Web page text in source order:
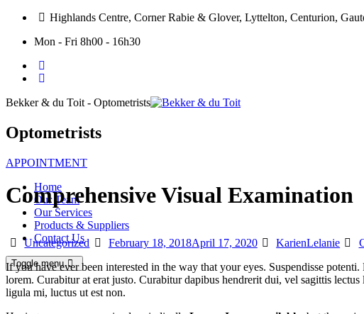
Highlands Centre, Corner Rabie & Glover, Lyttelton, Centurion,
Mon - Fri 8h00 - 16h30
Bekker & du Toit - Optometrists
Optometrists
APPOINTMENT
Home
Our Team
Our Services
Products & Suppliers
Contact Us
Toggle menu
Comprehensive Visual Examination
Categories
Uncategorized
Posted
February 18, 2018April 17, 2020 Author
KarienLelanie
If you have ever been interested in the way that your eyes. Suspendisse
lorem. Curabitur at erat justo. Curabitur dapibus hendrerit dui, vel sagittis
ligula mi, luctus ut est non.